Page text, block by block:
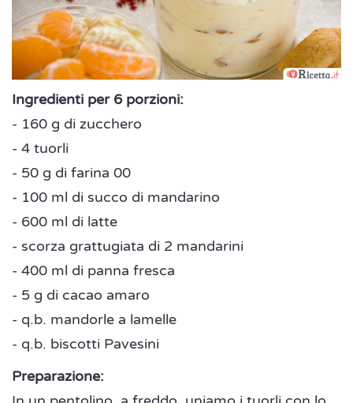
Ingredienti per 6 porzioni:
- 160 g di zucchero
- 4 tuorli
- 50 g di farina 00
- 100 ml di succo di mandarino
- 600 ml di latte
- scorza grattugiata di 2 mandarini
- 400 ml di panna fresca
- 5 g di cacao amaro
- q.b. mandorle a lamelle
- q.b. biscotti Pavesini
Preparazione: